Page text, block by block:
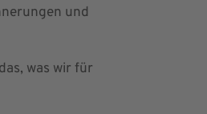
und
was wir für